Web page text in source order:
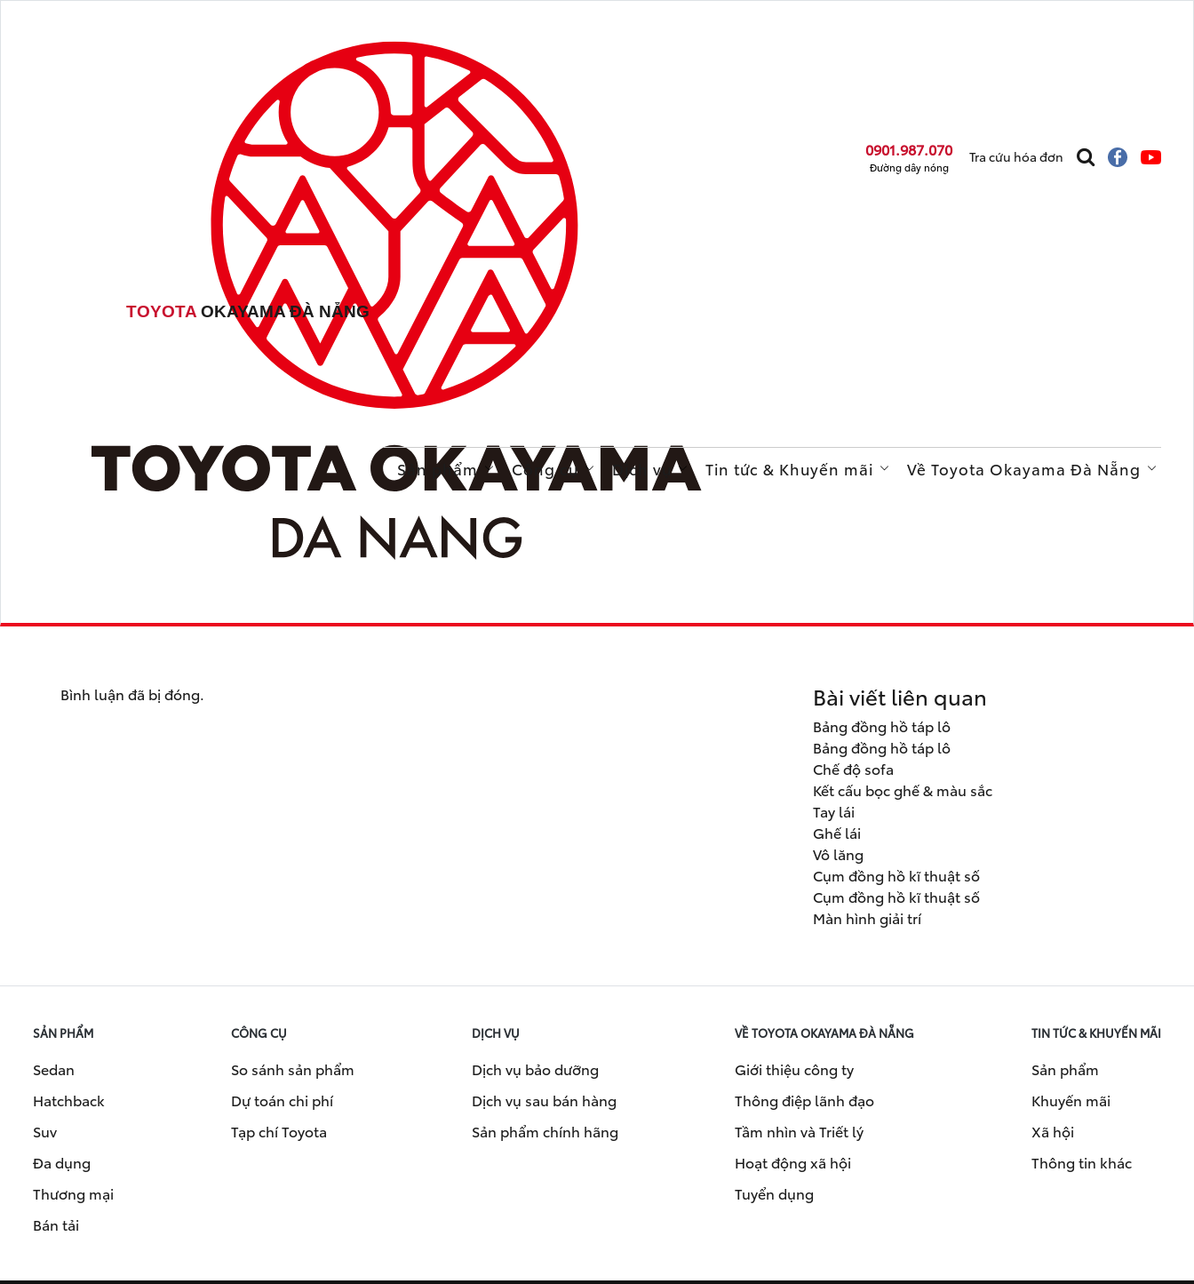
TOYOTA OKAYAMA ĐÀ NẴNG
0901.987.070
Đường dây nóng
Tra cứu hóa đơn
Sản phẩm Công cụ Dịch vụ Tin tức & Khuyến mãi Về Toyota Okayama Đà Nẵng
Bình luận đã bị đóng. Bài viết liên quan
Bảng đồng hồ táp lô
Bảng đồng hồ táp lô
Chế độ sofa
Kết cấu bọc ghế & màu sắc
Tay lái
Ghế lái
Vô lăng
Cụm đồng hồ kĩ thuật số
Cụm đồng hồ kĩ thuật số
Màn hình giải trí
SẢN PHẨM
Sedan
Hatchback
Suv
Đa dụng
Thương mại
Bán tải
CÔNG CỤ
So sánh sản phẩm
Dự toán chi phí
Tạp chí Toyota
DỊCH VỤ
Dịch vụ bảo dưỡng
Dịch vụ sau bán hàng
Sản phẩm chính hãng
VỀ TOYOTA OKAYAMA ĐÀ NẴNG
Giới thiệu công ty
Thông điệp lãnh đạo
Tầm nhìn và Triết lý
Hoạt động xã hội
Tuyển dụng
TIN TỨC & KHUYẾN MÃI
Sản phẩm
Khuyến mãi
Xã hội
Thông tin khác